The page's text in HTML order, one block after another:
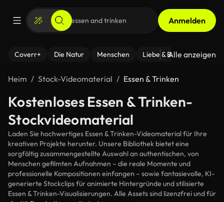
Anmelden
Coverr+ Die Natur Menschen Liebe & Beziehungen
Alle anzeigen
Heim Stock-Videomaterial Essen & Trinken
Kostenloses Essen & Trinken-
Stockvideomaterial
Laden Sie hochwertiges Essen & Trinken-Videomaterial für Ihre
kreativen Projekte herunter. Unsere Bibliothek bietet eine
sorgfältig zusammengestellte Auswahl an authentischen, von
Menschen gefilmten Aufnahmen – die reale Momente und
professionelle Kompositionen einfangen – sowie fantasievolle, KI-
generierte Stockclips für animierte Hintergründe und stilisierte
Essen & Trinken-Visualisierungen. Alle Assets sind lizenzfrei und für